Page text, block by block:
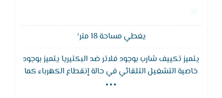
يغطي مساحة 18 متر²
يتميز تكييف شارب بوجود فلاتر ضد البكتيريا يتميز بوجود
خاصية التشغيل التلقائي في حالة إنقطاع الكهرباء كما
...